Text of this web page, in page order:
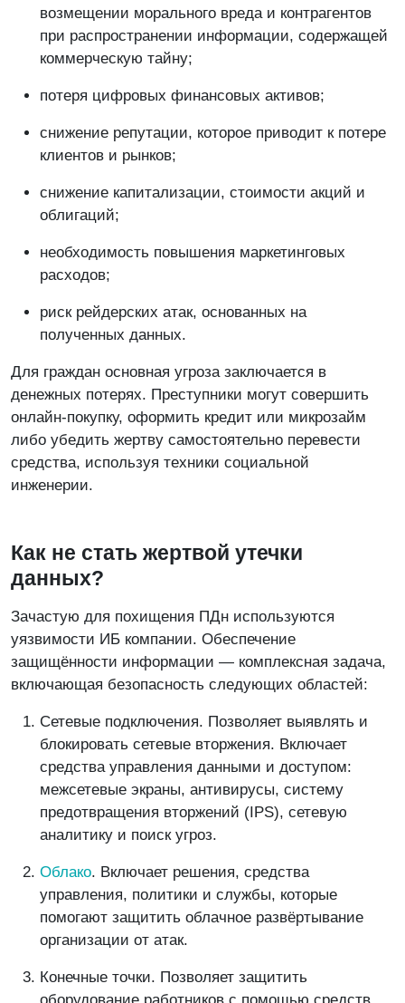
возмещении морального вреда и контрагентов
при распространении информации, содержащей
коммерческую тайну;
потеря цифровых финансовых активов;
снижение репутации, которое приводит к потере
клиентов и рынков;
снижение капитализации, стоимости акций и
облигаций;
необходимость повышения маркетинговых
расходов;
риск рейдерских атак, основанных на
полученных данных.
Для граждан основная угроза заключается в
денежных потерях. Преступники могут совершить
онлайн-покупку, оформить кредит или микрозайм
либо убедить жертву самостоятельно перевести
средства, используя техники социальной
инженерии.
Как не стать жертвой утечки
данных?
Зачастую для похищения ПДн используются
уязвимости ИБ компании. Обеспечение
защищённости информации — комплексная задача,
включающая безопасность следующих областей:
Сетевые подключения. Позволяет выявлять и
блокировать сетевые вторжения. Включает
средства управления данными и доступом:
межсетевые экраны, антивирусы, систему
предотвращения вторжений (IPS), сетевую
аналитику и поиск угроз.
Облако. Включает решения, средства
управления, политики и службы, которые
помогают защитить облачное развёртывание
организации от атак.
Конечные точки. Позволяет защитить
оборудование работников с помощью средств